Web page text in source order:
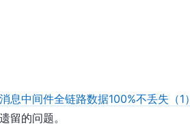
息中间件全链路数据100%不丢失（1）
留的问题。